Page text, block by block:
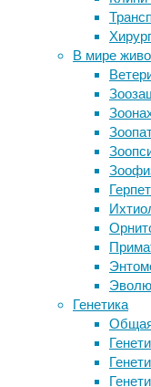
В мире
Генетика
Общая
иммунитет,
медицина,
онкология,
стволовые
клетки
технология,
количество
иммунных
клеток
Домашние
повлияли
сахар
Следите